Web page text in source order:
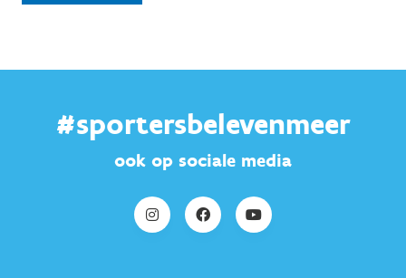
#sportersbelevenmeer
ook op sociale media